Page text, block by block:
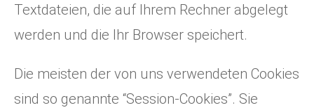
Textdateien, die auf Ihrem Rechner abgelegt
werden und die Ihr Browser speichert.
Die meisten der von uns verwendeten Cookies
sind so genannte “Session-Cookies”. Sie